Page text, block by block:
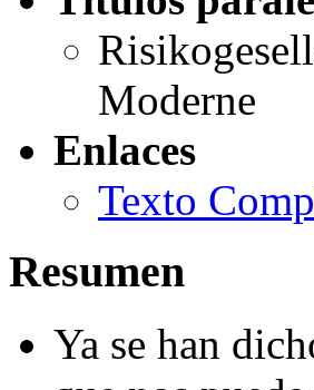
Moderne
Enlaces
Texto
Resumen
Ya se han